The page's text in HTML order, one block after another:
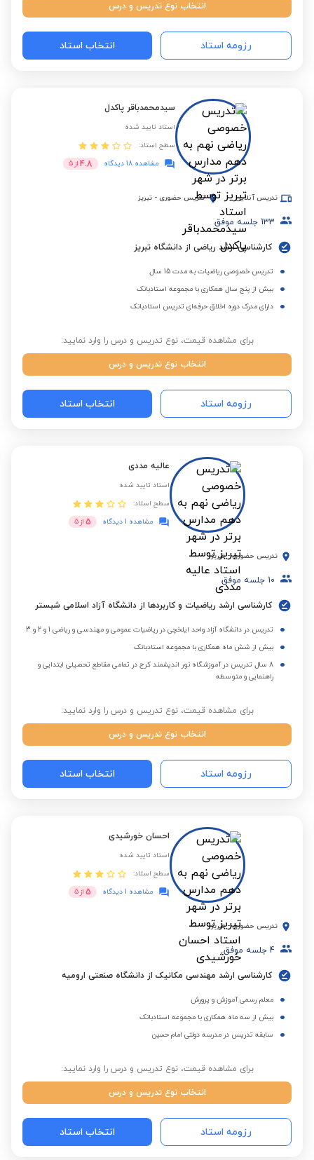
انتخاب نوع تدریس و درس
رزومه استاد انتخاب استاد
سیدمحمدباقر پاکدل
استاد تایید شده
سطح استاد:
مشاهده 18 دیدگاه
4.8 از 5
تدریس آنلاین تدریس حضوری - تبریز
133 جلسه موفق
کارشناسی ارشد ریاضی از دانشگاه تبریز
تدریس خصوصی ریاضیات به مدت 15 سال
بیش از پنج سال همکاری با مجموعه استادبانک
دارای مدرک دوره اخلاق حرفه‌ای تدریس استادبانک
برای مشاهده قیمت، نوع تدریس و درس را وارد نمایید:
انتخاب نوع تدریس و درس
رزومه استاد انتخاب استاد
عالیه مددی
استاد تایید شده
سطح استاد:
مشاهده 1 دیدگاه
5 از 5
تدریس حضوری - تبریز
10 جلسه موفق
کارشناسی ارشد ریاضیات و کاربردها از دانشگاه آزاد اسلامی شبستر
تدریس در دانشگاه آزاد واحد ایلخچی در ریاضیات عمومی و مهندسی و ریاضی 1 و 2 و 3
بیش از شش ماه همکاری با مجموعه استادبانک
8 سال تدریس در آموزشگاه نور اندیشمند کرج در تمامی مقاطع تحصیلی ابتدایی و
راهنمایی و متوسطه
برای مشاهده قیمت، نوع تدریس و درس را وارد نمایید:
انتخاب نوع تدریس و درس
رزومه استاد انتخاب استاد
احسان خورشیدی
استاد تایید شده
سطح استاد:
مشاهده 1 دیدگاه
5 از 5
تدریس حضوری - تبریز
4 جلسه موفق
کارشناسی ارشد مهندسی مکانیک از دانشگاه صنعتی ارومیه
معلم رسمی آموزش و پرورش
بیش از سه ماه همکاری با مجموعه استادبانک
سابقه تدریس در مدرسه دولتی امام حسین
برای مشاهده قیمت، نوع تدریس و درس را وارد نمایید:
انتخاب نوع تدریس و درس
رزومه استاد انتخاب استاد